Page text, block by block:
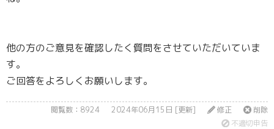
他の方のご意見を確認したく質問をさせていただいていま
す。
ご回答をよろしくお願いします。
閲覧数：8924 2024年06月15日 [更新] 修正
削除
不適切申告